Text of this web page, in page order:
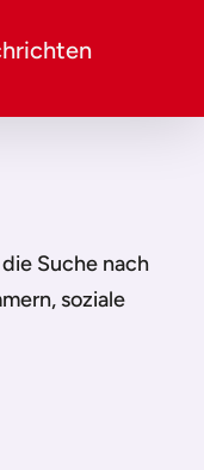
Suche nach
soziale